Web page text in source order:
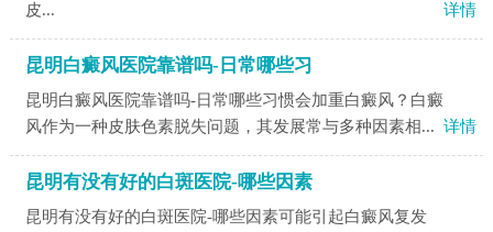
皮...
详情
昆明白癜风医院靠谱吗-日常哪些习
昆明白癜风医院靠谱吗-日常哪些习惯会加重白癜风？白癜
风作为一种皮肤色素脱失问题，其发展常与多种因素相... 详情
昆明有没有好的白斑医院-哪些因素
昆明有没有好的白斑医院-哪些因素可能引起白癜风复发